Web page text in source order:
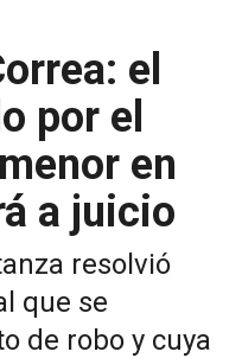
el
por el
en
a juicio
resolvió
que se
de robo y cuya